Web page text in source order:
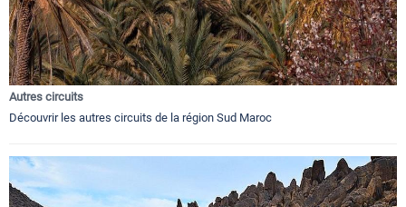
Autres circuits
Découvrir les autres circuits de la région Sud Maroc